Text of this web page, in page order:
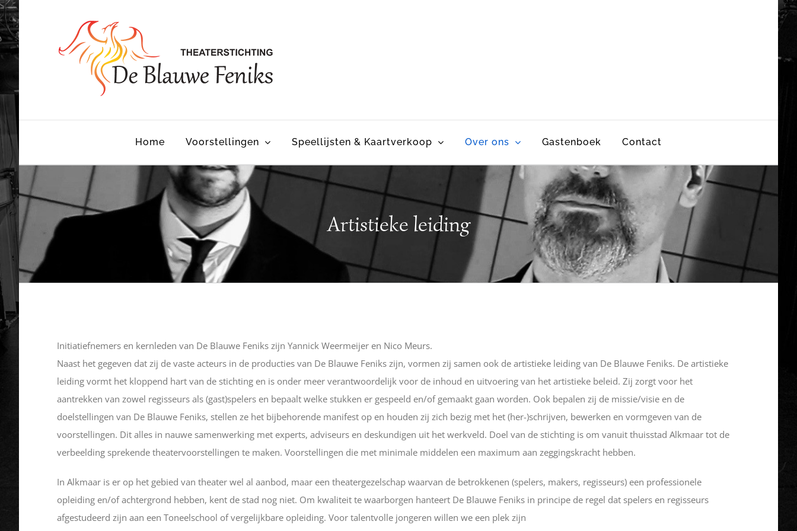
Skip
to
content
Home Voorstellingen Speellijsten & Kaartverkoop Over ons Gastenboek Contact
Artistieke leiding
Initiatiefnemers en kernleden van De Blauwe Feniks zijn Yannick Weermeijer en Nico Meurs.
Naast het gegeven dat zij de vaste acteurs in de producties van De Blauwe Feniks zijn, vormen zij samen ook de artistieke leiding van De Blauwe Feniks. De artistieke
leiding vormt het kloppend hart van de stichting en is onder meer verantwoordelijk voor de inhoud en uitvoering van het artistieke beleid. Zij zorgt voor het
aantrekken van zowel regisseurs als (gast)spelers en bepaalt welke stukken er gespeeld en/of gemaakt gaan worden. Ook bepalen zij de missie/visie en de
doelstellingen van De Blauwe Feniks, stellen ze het bijbehorende manifest op en houden zij zich bezig met het (her-)schrijven, bewerken en vormgeven van de
voorstellingen. Dit alles in nauwe samenwerking met experts, adviseurs en deskundigen uit het werkveld. Doel van de stichting is om vanuit thuisstad Alkmaar tot de
verbeelding sprekende theatervoorstellingen te maken. Voorstellingen die met minimale middelen een maximum aan zeggingskracht hebben.
In Alkmaar is er op het gebied van theater wel al aanbod, maar een theatergezelschap waarvan de betrokkenen (spelers, makers, regisseurs) een professionele
opleiding en/of achtergrond hebben, kent de stad nog niet. Om kwaliteit te waarborgen hanteert De Blauwe Feniks in principe de regel dat spelers en regisseurs
afgestudeerd zijn aan een Toneelschool of vergelijkbare opleiding. Voor talentvolle jongeren willen we een plek zijn